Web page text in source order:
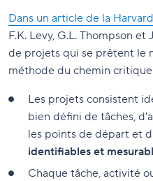
Dans un article de la
F.K. Levy, G.L. Thompson
de projets qui se prêtent le
méthode du chemin
Les projets consistent
bien défini de tâches,
les points de départ et
identifiables et
Chaque tâche, activité